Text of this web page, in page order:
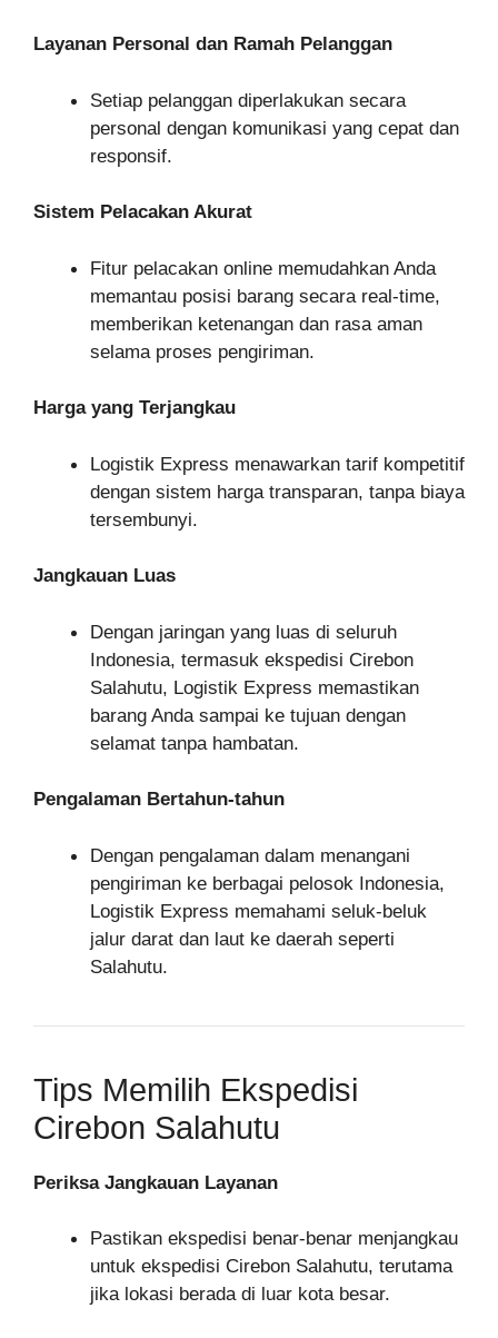
Layanan Personal dan Ramah Pelanggan
Setiap pelanggan diperlakukan secara
personal dengan komunikasi yang cepat dan
responsif.
Sistem Pelacakan Akurat
Fitur pelacakan online memudahkan Anda
memantau posisi barang secara real-time,
memberikan ketenangan dan rasa aman
selama proses pengiriman.
Harga yang Terjangkau
Logistik Express menawarkan tarif kompetitif
dengan sistem harga transparan, tanpa biaya
tersembunyi.
Jangkauan Luas
Dengan jaringan yang luas di seluruh
Indonesia, termasuk ekspedisi Cirebon
Salahutu, Logistik Express memastikan
barang Anda sampai ke tujuan dengan
selamat tanpa hambatan.
Pengalaman Bertahun-tahun
Dengan pengalaman dalam menangani
pengiriman ke berbagai pelosok Indonesia,
Logistik Express memahami seluk-beluk
jalur darat dan laut ke daerah seperti
Salahutu.
Tips Memilih Ekspedisi
Cirebon Salahutu
Periksa Jangkauan Layanan
Pastikan ekspedisi benar-benar menjangkau
untuk ekspedisi Cirebon Salahutu, terutama
jika lokasi berada di luar kota besar.